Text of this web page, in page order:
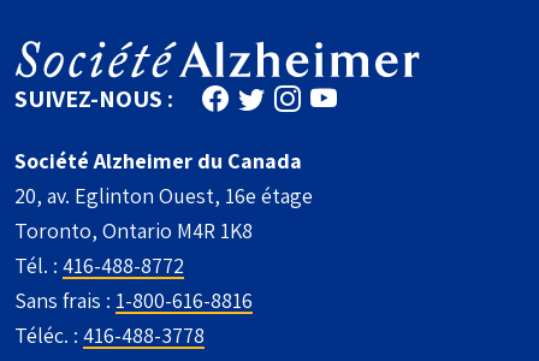
SUIVEZ-NOUS : Retrouvez-nous sur Facebook
Suivez-nous sur Twitter
Suivez-nous sur Instagram
Abonnez-vous à nous
Société Alzheimer du Canada
20, av. Eglinton Ouest, 16e étage
Toronto, Ontario M4R 1K8
Tél. : 416-488-8772
Sans frais : 1-800-616-8816
Téléc. : 416-488-3778